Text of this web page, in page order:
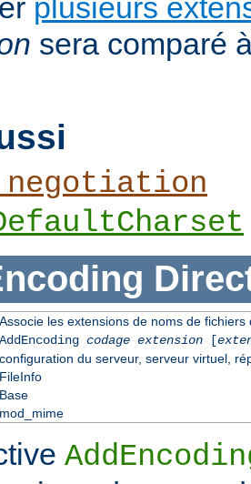
plusieurs
sera comparé
Associe les extensions de noms de
AddEncoding codage extension[
configuration du serveur, serveur virtuel,
FileInfo
Base
mod_mime